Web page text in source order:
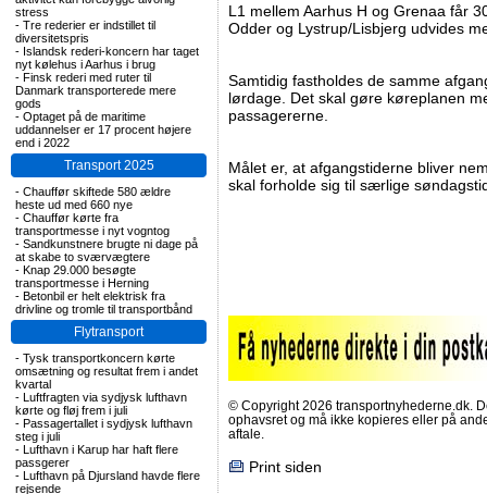
stress
- Tre rederier er indstillet til
diversitetspris
- Islandsk rederi-koncern har taget
nyt kølehus i Aarhus i brug
- Finsk rederi med ruter til
Danmark transporterede mere
gods
- Optaget på de maritime
uddannelser er 17 procent højere
end i 2022
Transport 2025
- Chauffør skiftede 580 ældre
heste ud med 660 nye
- Chauffør kørte fra
transportmesse i nyt vogntog
- Sandkunstnere brugte ni dage på
at skabe to sværvægtere
- Knap 29.000 besøgte
transportmesse i Herning
- Betonbil er helt elektrisk fra
drivline og tromle til transportbånd
Flytransport
- Tysk transportkoncern kørte
omsætning og resultat frem i andet
kvartal
- Luftfragten via sydjysk lufthavn
kørte og fløj frem i juli
- Passagertallet i sydjysk lufthavn
steg i juli
- Lufthavn i Karup har haft flere
passgerer
- Lufthavn på Djursland havde flere
rejsende
L1 mellem Aarhus H og Grenaa får
Odder og Lystrup/Lisbjerg udvides
Samtidig fastholdes de samme
lørdage. Det skal gøre køreplanen
passagererne.
Målet er, at afgangstiderne bliver
skal forholde sig til særlige
© Copyright 2026 transportnyhederne.dk.
ophavsret og må ikke kopieres eller på
aftale.
Print siden